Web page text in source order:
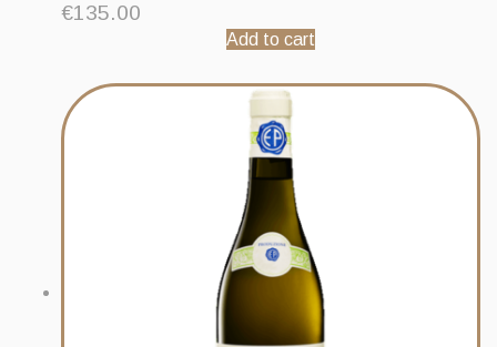
€135.00
Add to cart